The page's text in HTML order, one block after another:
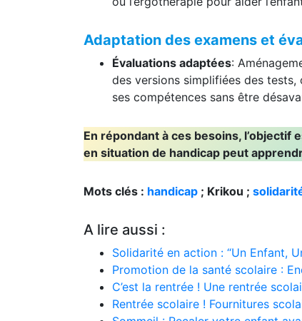
Adaptation des examens et
Évaluations adaptées:
des versions simplifiées des tests,
ses compétences sans être
En répondant à ces besoins,
en situation de handicap peut
Mots clés : handicap ; Krikou ;
A lire aussi :
Solidarité en action : “Un Enfant,
Promotion de la santé scolaire :
C’est la rentrée ! Une rentrée
Rentrée scolaire ! Fournitures